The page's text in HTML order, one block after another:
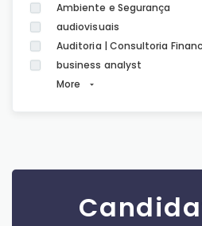
Ambiente e Segurança
audiovisuais
Auditoria | Consultoria
business analyst
More